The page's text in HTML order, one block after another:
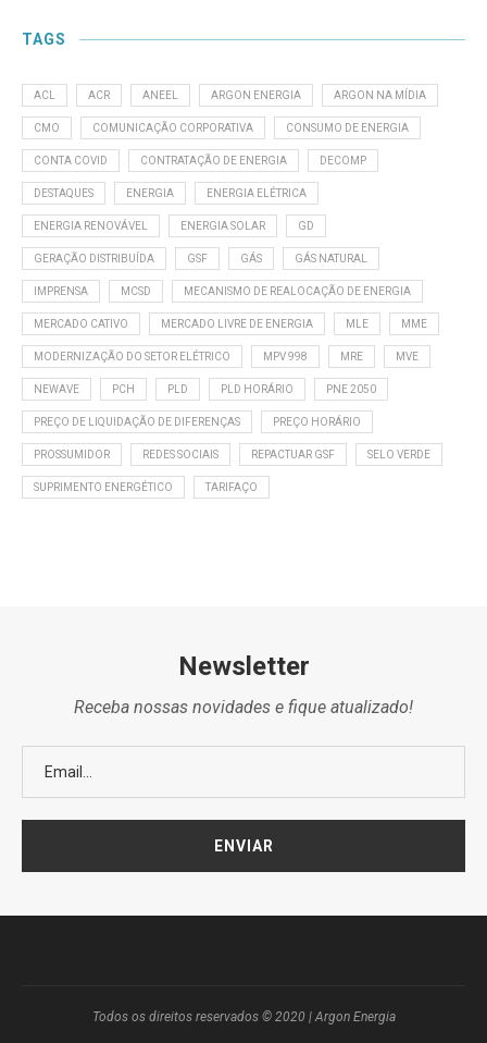
TAGS
ACL ACR ANEEL ARGON ENERGIA ARGON NA MÍDIA
CMO COMUNICAÇÃO CORPORATIVA CONSUMO DE ENERGIA
CONTA COVID CONTRATAÇÃO DE ENERGIA DECOMP
DESTAQUES ENERGIA ENERGIA ELÉTRICA
ENERGIA RENOVÁVEL ENERGIA SOLAR GD
GERAÇÃO DISTRIBUÍDA GSF GÁS GÁS NATURAL
IMPRENSA MCSD MECANISMO DE REALOCAÇÃO DE ENERGIA
MERCADO CATIVO MERCADO LIVRE DE ENERGIA MLE MME
MODERNIZAÇÃO DO SETOR ELÉTRICO MPV 998 MRE MVE
NEWAVE PCH PLD PLD HORÁRIO PNE 2050
PREÇO DE LIQUIDAÇÃO DE DIFERENÇAS PREÇO HORÁRIO
PROSSUMIDOR REDES SOCIAIS REPACTUAR GSF SELO VERDE
SUPRIMENTO ENERGÉTICO TARIFAÇO
Newsletter
Receba nossas novidades e fique atualizado!
Todos os direitos reservados © 2020 | Argon Energia